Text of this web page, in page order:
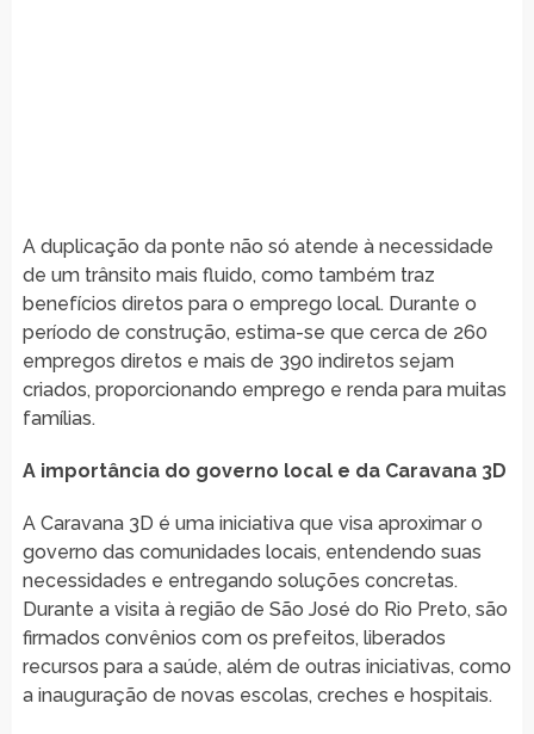
A duplicação da ponte não só atende à necessidade
de um trânsito mais fluido, como também traz
benefícios diretos para o emprego local. Durante o
período de construção, estima-se que cerca de 260
empregos diretos e mais de 390 indiretos sejam
criados, proporcionando emprego e renda para muitas
famílias.
A importância do governo local e da Caravana 3D
A Caravana 3D é uma iniciativa que visa aproximar o
governo das comunidades locais, entendendo suas
necessidades e entregando soluções concretas.
Durante a visita à região de São José do Rio Preto, são
firmados convênios com os prefeitos, liberados
recursos para a saúde, além de outras iniciativas, como
a inauguração de novas escolas, creches e hospitais.